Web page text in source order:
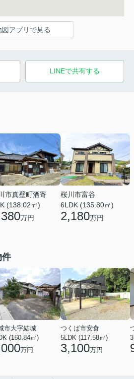
図アプリで見る
LINEで共有する
市真壁町酒寄
(138.02㎡)
万円
桜川市富谷
6LDK (135.80㎡)
2,180万円
件
市大字結城
(160.84㎡)
万円
つくば市安食
5LDK (117.58㎡)
3,100万円